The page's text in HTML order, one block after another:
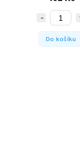
Voxberg
Do košíku